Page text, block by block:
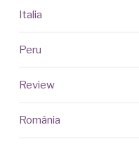
Italia
Peru
Review
România